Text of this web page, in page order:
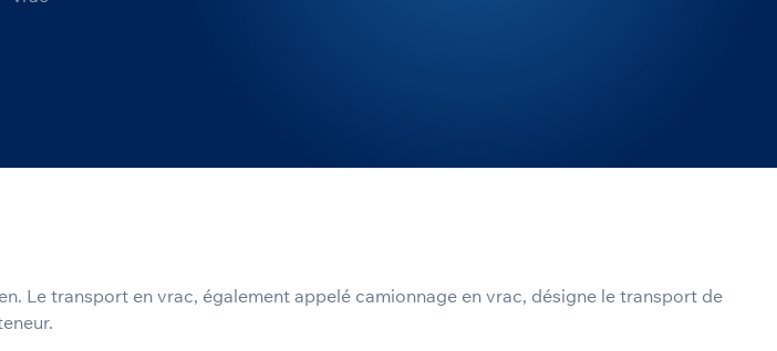
Le transport en vrac, également appelé camionnage en vrac, désigne le transport de